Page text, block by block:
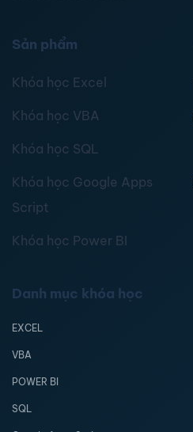
Sản phẩm
Khóa học Excel
Khóa học VBA
Khóa học SQL
Khóa học Google Apps
Script
Khóa học Power BI
Danh mục khóa học
EXCEL
VBA
POWER BI
SQL